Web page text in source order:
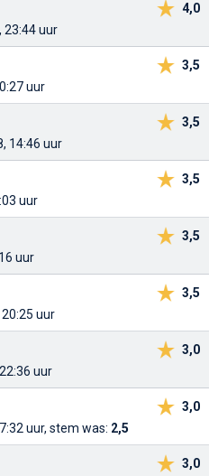
4,0
23:44 uur
3,5
uur
3,5
14:46 uur
3,5
uur
3,5
uur
3,5
uur
3,0
uur
3,0
uur, stem was: 2,5
3,0